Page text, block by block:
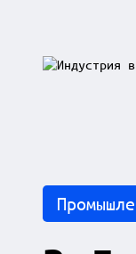
р
я
Posted
in